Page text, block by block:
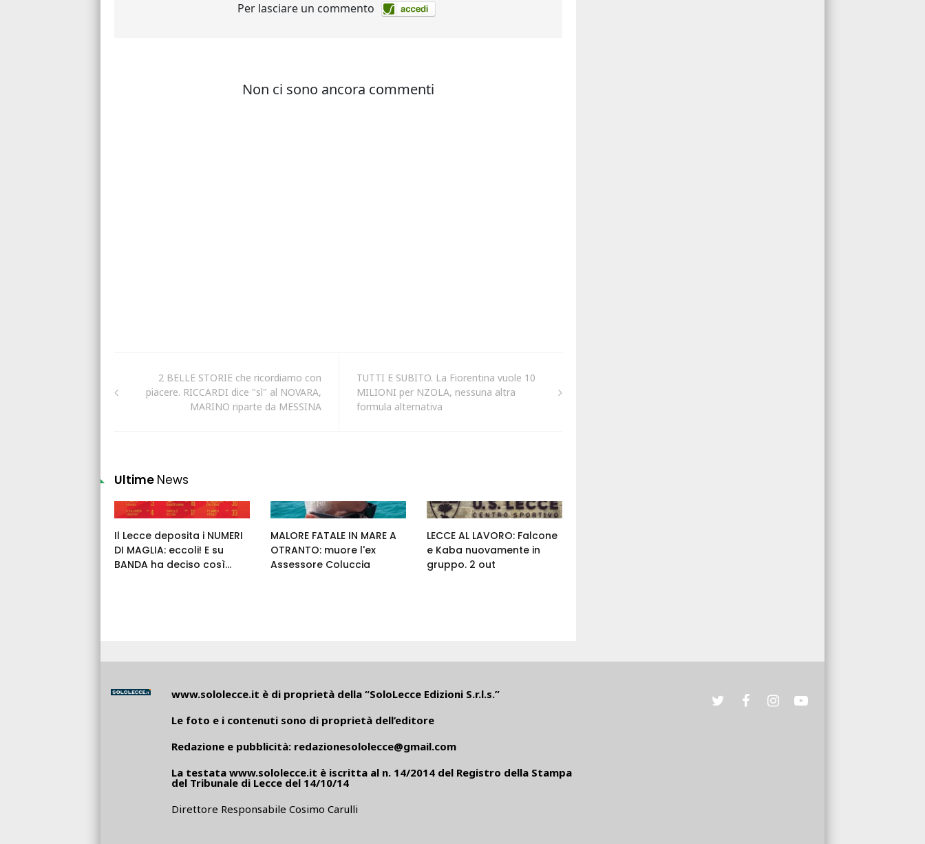
2 BELLE STORIE che ricordiamo con
piacere. RICCARDI dice "sì" al NOVARA,
MARINO riparte da MESSINA
TUTTI E SUBITO. La Fiorentina vuole 10
MILIONI per NZOLA, nessuna altra
formula alternativa
Ultime News
Il Lecce deposita i NUMERI
DI MAGLIA: eccoli! E su
BANDA ha deciso così...
MALORE FATALE IN MARE A
OTRANTO: muore l'ex
Assessore Coluccia
LECCE AL LAVORO: Falcone
e Kaba nuovamente in
gruppo. 2 out
www.sololecce.it è di proprietà della “SoloLecce Edizioni S.r.l.s.”
Le foto e i contenuti sono di proprietà dell’editore
Redazione e pubblicità: redazionesololecce@gmail.com
La testata www.sololecce.it è iscritta al n. 14/2014 del Registro della Stampa
del Tribunale di Lecce del 14/10/14
Direttore Responsabile Cosimo Carulli